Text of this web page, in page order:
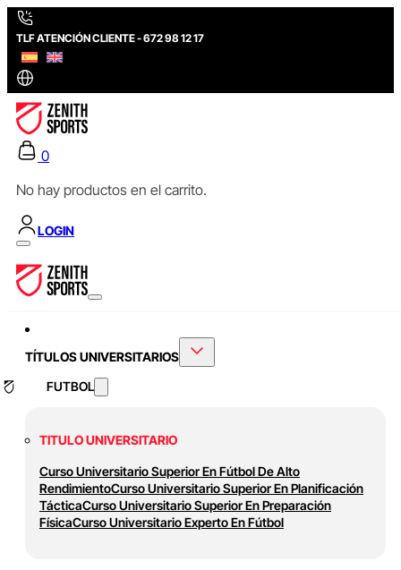
TLF ATENCIÓN CLIENTE - 672 98 12 17
0
No hay productos en el carrito.
LOGIN
TÍTULOS UNIVERSITARIOS
FUTBOL
TITULO UNIVERSITARIO
Curso Universitario Superior En Fútbol De Alto
RendimientoCurso Universitario Superior En Planificación
TácticaCurso Universitario Superior En Preparación
FísicaCurso Universitario Experto En Fútbol